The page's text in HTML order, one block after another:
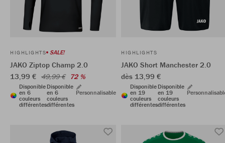
HIGHLIGHTS SALE!
JAKO Ziptop Champ 2.0
13,99 € 49,99 € 72 %
Disponible
en 6
couleurs
différentes
Disponible
en 6
couleurs
différentes
Personnalisable
HIGHLIGHTS
JAKO Short Manchester 2.0
dès 13,99 €
Disponible
en 19
couleurs
différentes
Disponible
en 19
couleurs
différentes